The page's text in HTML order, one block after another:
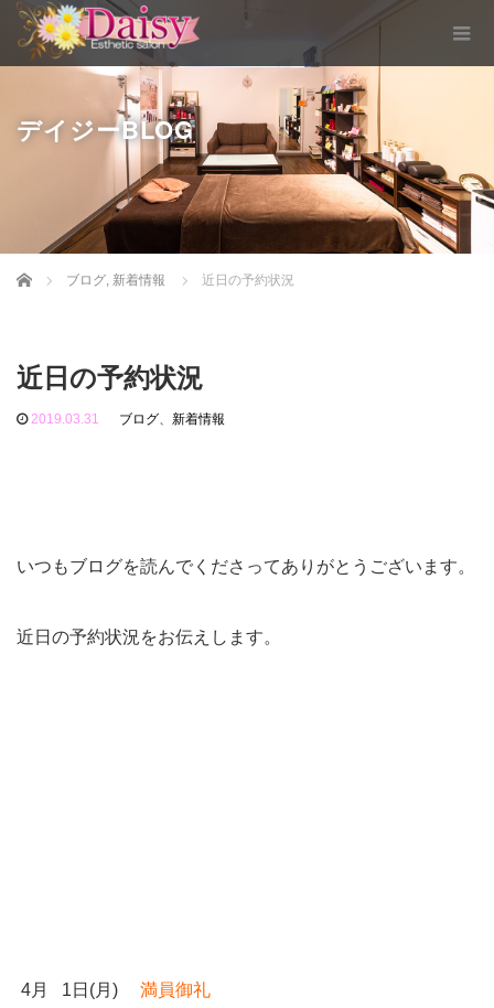
デイジーBLOG
Home ブログ, 新着情報 近日の予約状況
近日の予約状況
2019.03.31 ブログ、 新着情報
いつもブログを読んでくださってありがとうございます。
近日の予約状況をお伝えします。
4月 1日(月) 満員御礼